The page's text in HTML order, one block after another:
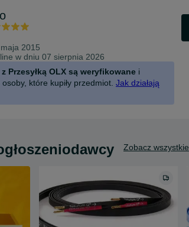
maja 2015
w dniu 07 sierpnia 2026
Przesyłką OLX są weryfikowane i
które kupiły przedmiot. Jak działają
Zobacz wszystkie